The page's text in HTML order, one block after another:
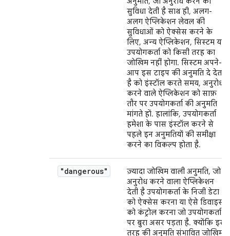
सुविधा देती है साथ ही, अलग-
अलग ऐप्लिकेशन लेवल की
सुविधाओं को ऐक्सेस करने के
लिए, अन्य ऐप्लिकेशन, सिस्टम या
उपयोगकर्ता को किसी तरह का
जोखिम नहीं होगा. सिस्टम अपने-
आप इस टाइप की अनुमति दे देता
है को इंस्टॉल करते समय, अनुरोध
करने वाले ऐप्लिकेशन को साफ़
तौर पर उपयोगकर्ता की अनुमति
मांगते हों. हालांकि, उपयोगकर्ता
हमेशा के पास इंस्टॉल करने से
पहले इन अनुमतियों की समीक्षा
करने का विकल्प होता है.
"dangerous"
ज़्यादा जोखिम वाली अनुमति, जो
अनुरोध करने वाला ऐप्लिकेशन
देती है उपयोगकर्ता के निजी डेटा
को ऐक्सेस करना या ऐसे डिवाइस
को कंट्रोल करना जो उपयोगकर्ता
पर बुरा असर पड़ता है. क्योंकि इस
तरह की अनुमति संभावित जोखिम